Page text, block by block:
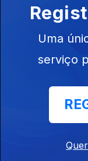
Uma
serviço